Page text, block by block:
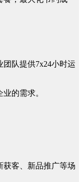
队提供7x24小时运
的需求。
获客、新品推广等场